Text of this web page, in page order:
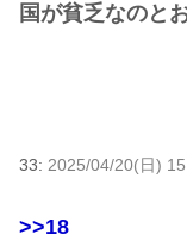
国が貧乏なのと
33: 2025/04/20(日)
>>18